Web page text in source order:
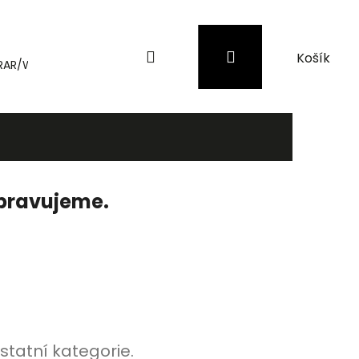
WinRAR Záložní zdroje (UPS) a přepěťové
PřihlášeníNákupní
košík
kategorie.